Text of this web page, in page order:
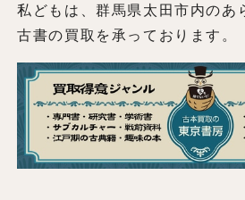
私どもは、群馬県太田市内のあ
古書の買取を承っております。